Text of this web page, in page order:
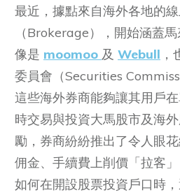
最近，據點來自海外各地的
（Brokerage），開始涵蓋
像是 moomoo 及 Webull
委員會（Securities
這些海外券商能夠讓其用戶
時交易與投資大馬股市及海
勵，券商紛紛推出了令人眼
佣金、手續費上削價「拉客
如何在開設股票投資戶口時，